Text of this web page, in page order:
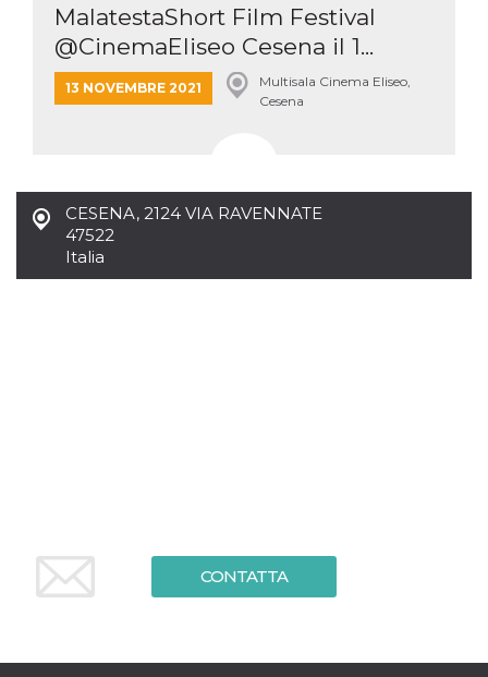
CESENA, 2124 VIA RAVENNATE
47522
Italia
CONTATTA
MalatestaShort Film Festival
@CinemaEliseo Cesena il 1...
13 NOVEMBRE 2021
Multisala Cinema Eliseo,
Cesena